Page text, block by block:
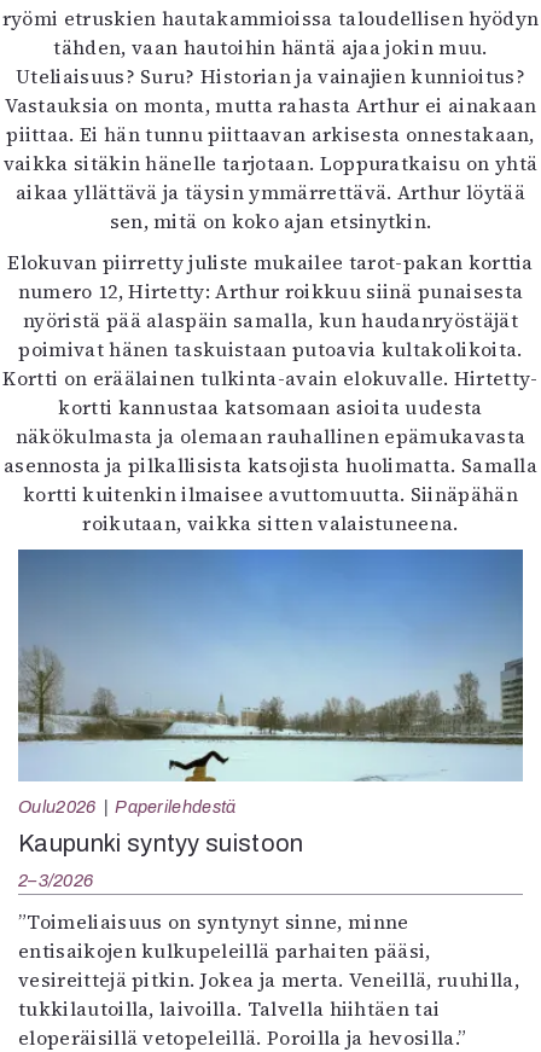
ryömi etruskien hautakammioissa taloudellisen hyödyn
tähden, vaan hautoihin häntä ajaa jokin muu.
Uteliaisuus? Suru? Historian ja vainajien kunnioitus?
Vastauksia on monta, mutta rahasta Arthur ei ainakaan
piittaa. Ei hän tunnu piittaavan arkisesta onnestakaan,
vaikka sitäkin hänelle tarjotaan. Loppuratkaisu on yhtä
aikaa yllättävä ja täysin ymmärrettävä. Arthur löytää
sen, mitä on koko ajan etsinytkin.
Elokuvan piirretty juliste mukailee tarot-pakan korttia
numero 12, Hirtetty: Arthur roikkuu siinä punaisesta
nyöristä pää alaspäin samalla, kun haudanryöstäjät
poimivat hänen taskuistaan putoavia kultakolikoita.
Kortti on eräälainen tulkinta-avain elokuvalle. Hirtetty-
kortti kannustaa katsomaan asioita uudesta
näkökulmasta ja olemaan rauhallinen epämukavasta
asennosta ja pilkallisista katsojista huolimatta. Samalla
kortti kuitenkin ilmaisee avuttomuutta. Siinäpähän
roikutaan, vaikka sitten valaistuneena.
Oulu2026 Paperilehdestä
Kaupunki syntyy suistoon
2–3/2026
”Toimeliaisuus on syntynyt sinne, minne
entisaikojen kulkupeleillä parhaiten pääsi,
vesireittejä pitkin. Jokea ja merta. Veneillä, ruuhilla,
tukkilautoilla, laivoilla. Talvella hiihtäen tai
eloperäisillä vetopeleillä. Poroilla ja hevosilla.”